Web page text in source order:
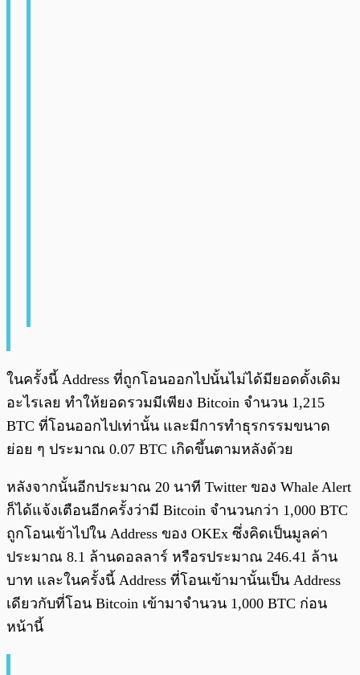
ในครั้งนี้ Address ที่ถูกโอนออกไปนั้นไม่ได้มียอดดั้งเดิม
อะไรเลย ทำให้ยอดรวมมีเพียง Bitcoin จำนวน 1,215
BTC ที่โอนออกไปเท่านั้น และมีการทำธุรกรรมขนาด
ย่อย ๆ ประมาณ 0.07 BTC เกิดขึ้นตามหลังด้วย
หลังจากนั้นอีกประมาณ 20 นาที Twitter ของ Whale Alert
ก็ได้แจ้งเตือนอีกครั้งว่ามี Bitcoin จำนวนกว่า 1,000 BTC
ถูกโอนเข้าไปใน Address ของ OKEx ซึ่งคิดเป็นมูลค่า
ประมาณ 8.1 ล้านดอลลาร์ หรือรประมาณ 246.41 ล้าน
บาท และในครั้งนี้ Address ที่โอนเข้ามานั้นเป็น Address
เดียวกับที่โอน Bitcoin เข้ามาจำนวน 1,000 BTC ก่อน
หน้านี้